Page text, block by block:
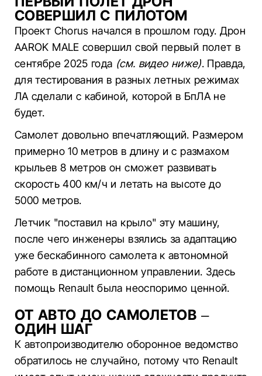
СОВЕРШИЛ С ПИЛОТОМ
Проект Chorus начался в прошлом году. Дрон
AAROK MALE совершил свой первый полет в
сентябре 2025 года (см. видео ниже). Правда,
для тестирования в разных летных режимах
ЛА сделали с кабиной, которой в БпЛА не
будет.
Самолет довольно впечатляющий. Размером
примерно 10 метров в длину и с размахом
крыльев 8 метров он сможет развивать
скорость 400 км/ч и летать на высоте до
5000 метров.
Летчик "поставил на крыло" эту машину,
после чего инженеры взялись за адаптацию
уже бескабинного самолета к автономной
работе в дистанционном управлении. Здесь
помощь Renault была неоспоримо ценной.
ОТ АВТО ДО САМОЛЕТОВ –
ОДИН ШАГ
К автопроизводителю оборонное ведомство
обратилось не случайно, потому что Renault